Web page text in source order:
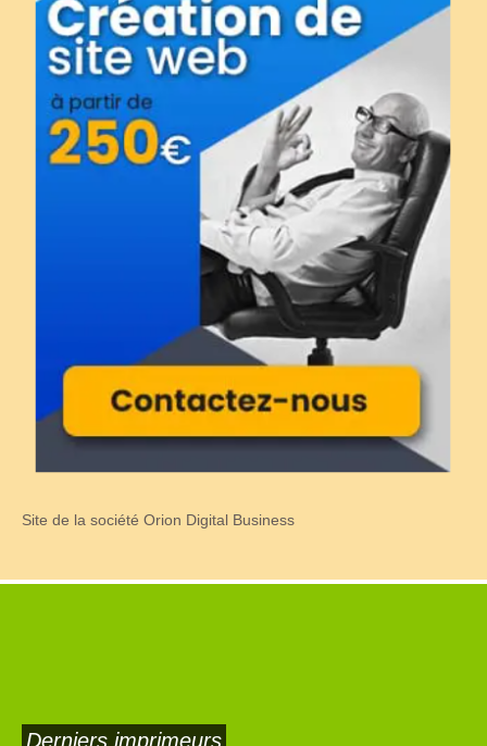
Site de la société Orion Digital Business
Derniers imprimeurs